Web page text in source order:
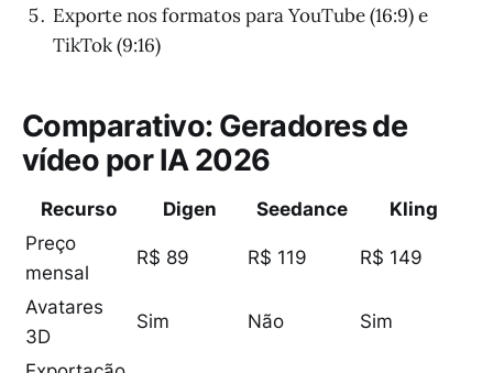
Exporte nos formatos para YouTube (16:9) e
TikTok (9:16)
Comparativo: Geradores de
vídeo por IA 2026
Recurso Digen Seedance
Kling
Preço
mensal
R$ 89 R$ 119 R$ 149
Avatares
3D
Sim Não Sim